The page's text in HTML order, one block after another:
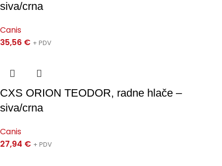
siva/crna
Canis
35,56 € + PDV
CXS ORION TEODOR, radne hlače –
siva/crna
Canis
27,94 € + PDV